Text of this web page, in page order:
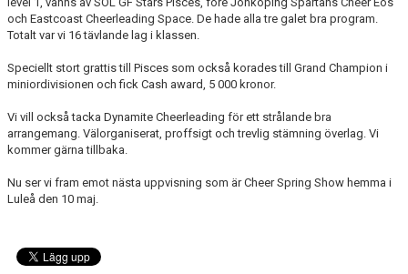
och Eastcoast Cheerleading Space. De hade alla tre galet bra program.
Totalt var vi 16 tävlande lag i klassen.
Speciellt stort grattis till Pisces som också korades till Grand Champion i
miniordivisionen och fick Cash award, 5 000 kronor.
Vi vill också tacka Dynamite Cheerleading för ett strålande bra
arrangemang. Välorganiserat, proffsigt och trevlig stämning överlag. Vi
kommer gärna tillbaka.
Nu ser vi fram emot nästa uppvisning som är Cheer Spring Show hemma i
Luleå den 10 maj.